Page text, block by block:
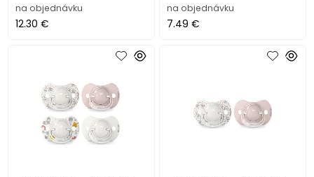
na objednávku
12.30 €
na objednávku
7.49 €